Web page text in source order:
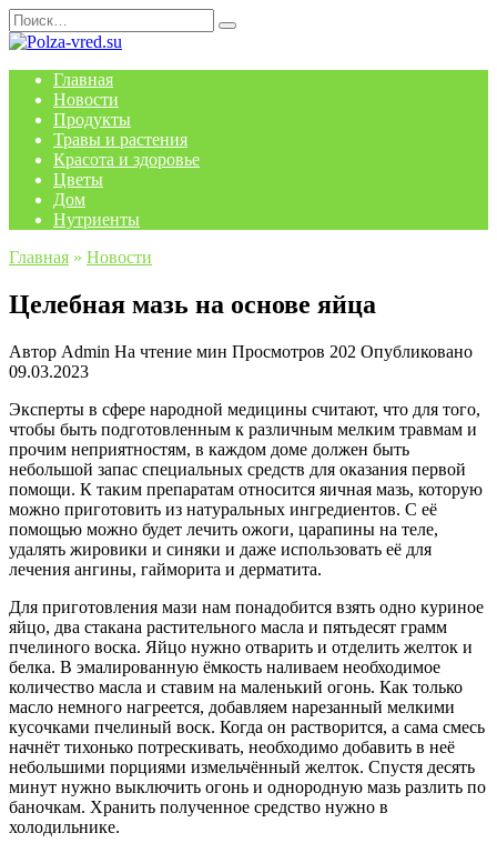
Перейти
к
Search
for:
Главная
Новости
Продукты
Травы и растения
Красота и здоровье
Цветы
Дом
Нутриенты
Главная » Новости
Целебная мазь на основе яйца
Автор Admin На чтение мин Просмотров 202 Опубликовано
09.03.2023
Эксперты в сфере народной медицины считают, что для того,
чтобы быть подготовленным к различным мелким травмам и
прочим неприятностям, в каждом доме должен быть
небольшой запас специальных средств для оказания первой
помощи. К таким препаратам относится яичная мазь, которую
можно приготовить из натуральных ингредиентов. С её
помощью можно будет лечить ожоги, царапины на теле,
удалять жировики и синяки и даже использовать её для
лечения ангины, гайморита и дерматита.
Для приготовления мази нам понадобится взять одно куриное
яйцо, два стакана растительного масла и пятьдесят грамм
пчелиного воска. Яйцо нужно отварить и отделить желток и
белка. В эмалированную ёмкость наливаем необходимое
количество масла и ставим на маленький огонь. Как только
масло немного нагреется, добавляем нарезанный мелкими
кусочками пчелиный воск. Когда он растворится, а сама смесь
начнёт тихонько потрескивать, необходимо добавить в неё
небольшими порциями измельчённый желток. Спустя десять
минут нужно выключить огонь и однородную мазь разлить по
баночкам. Хранить полученное средство нужно в
холодильнике.